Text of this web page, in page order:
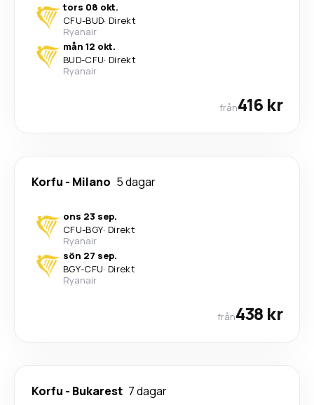
tors 08 okt.
CFU-BUD· Direkt
Ryanair
mån 12 okt.
BUD-CFU· Direkt
Ryanair
från416 kr
Korfu - Milano 5 dagar
ons 23 sep.
CFU-BGY· Direkt
Ryanair
sön 27 sep.
BGY-CFU· Direkt
Ryanair
från438 kr
Korfu - Bukarest 7 dagar